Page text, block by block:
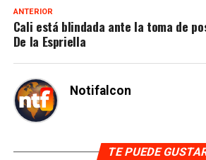
ANTERIOR
Cali está blindada ante la toma de
De la Espriella
Notifalcon
TE PUEDE